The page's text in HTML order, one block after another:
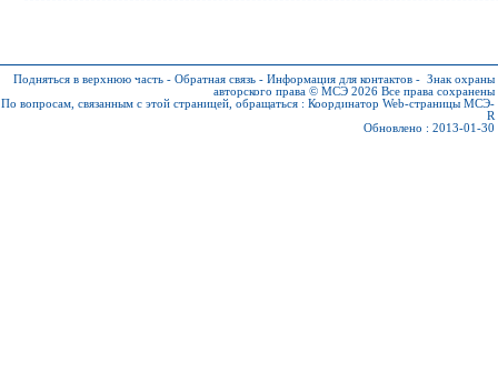
Подняться в верхнюю часть - Обратная связь - Информация для контактов - Знак охраны
авторского права © МСЭ 2026 Все права сохранены
По вопросам, связанным с этой страницей, обращаться : Координатор Web-страницы МСЭ-
R
Обновлено : 2013-01-30